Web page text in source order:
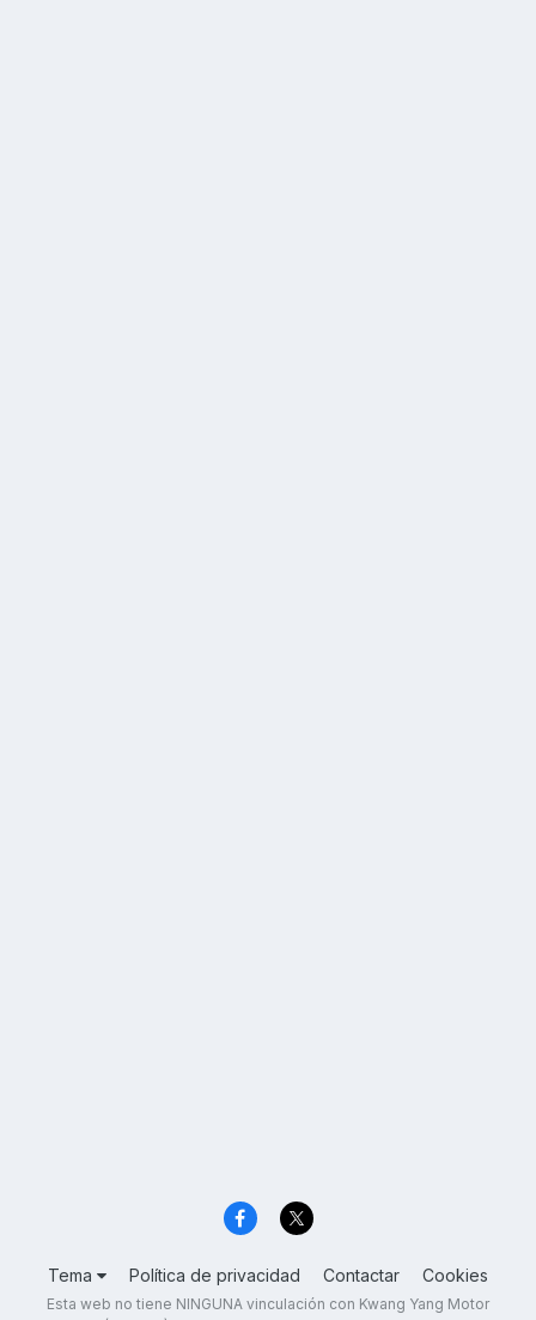
Tema Política de privacidad Contactar Cookies
Esta web no tiene NINGUNA vinculación con Kwang Yang Motor